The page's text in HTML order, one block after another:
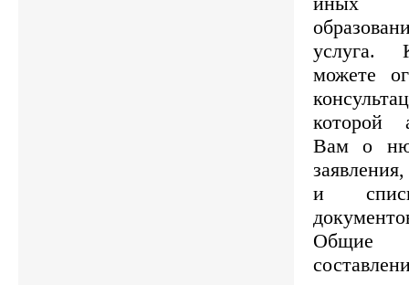
услуга.
можете
которой
Вам о
и
Общие